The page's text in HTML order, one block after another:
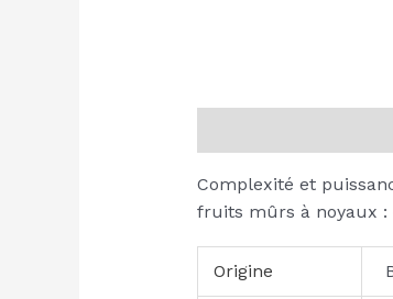
Complexité et
fruits mûrs à noyaux :
Origine